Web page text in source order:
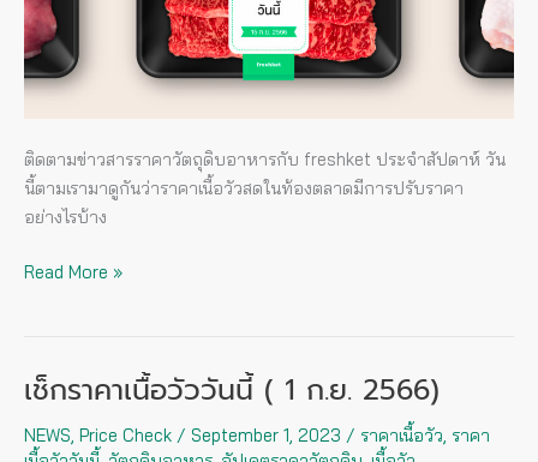
ติดตามข่าวสารราคาวัตถุดิบอาหารกับ freshket ประจำสัปดาห์ วัน
นี้ตามเรามาดูกันว่าราคาเนื้อวัวสดในท้องตลาดมีการปรับราคา
อย่างไรบ้าง
ก.ย.
2566)
Read More »
เช็กราคาเนื้อวัววันนี้ ( 1 ก.ย. 2566)
NEWS Price Check / September 1, 2023 / ราคาเนื้อวัว ราคา
เช็
คา